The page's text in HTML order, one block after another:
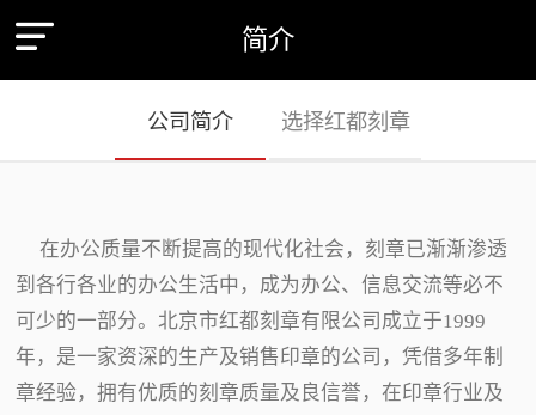
简介
公司简介 选择红都刻章
在办公质量不断提高的现代化社会，刻章已渐渐渗透
到各行各业的办公生活中，成为办公、信息交流等必不
可少的一部分。北京市红都刻章有限公司成立于1999
年，是一家资深的生产及销售印章的公司，凭借多年制
章经验，拥有优质的刻章质量及良信誉，在印章行业及